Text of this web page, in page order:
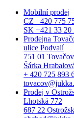
Mobilní prodej
CZ +420 775
SK +421 33 20
Prodejna
ulice Podvalí
751 01 Tovačov
Šárka
+ 420 725 893
Prodej v
Lhotská 772
687 22